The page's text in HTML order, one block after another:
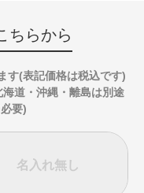
ちらから
す(表記価格は税込です)
道・沖縄・離島は別途
要)
名入れ無し